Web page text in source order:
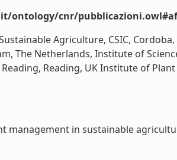
ontology/cnr/
Agriculture, CSIC,
The Netherlands, Institute of
Reading, UK Institute of
management in sustainable